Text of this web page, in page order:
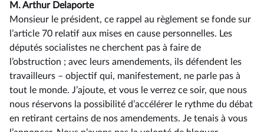
M. Arthur Delaporte
Monsieur le président, ce rappel au règlement se fonde sur
l’article 70 relatif aux mises en cause personnelles. Les
députés socialistes ne cherchent pas à faire de
l’obstruction ; avec leurs amendements, ils défendent les
travailleurs –⁠ objectif qui, manifestement, ne parle pas à
tout le monde. J’ajoute, et vous le verrez ce soir, que nous
nous réservons la possibilité d’accélérer le rythme du débat
en retirant certains de nos amendements. Je tenais à vous